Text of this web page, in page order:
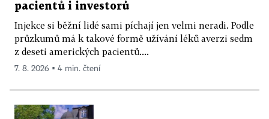
pacientů i investorů
Injekce si běžní lidé sami píchají jen velmi neradi. Podle
průzkumů má k takové formě užívání léků averzi sedm
z deseti amerických pacientů....
7. 8. 2026 ▪ 4 min. čtení